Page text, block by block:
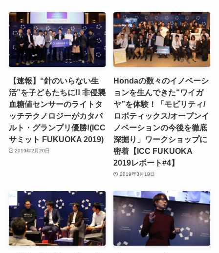
【速報】“針のいらない生
活”を子どもたちに!! 非侵襲
血糖値センサーのライトタ
ッチテクノロジーがカタパ
ルト・グランプリ優勝!(ICC
サミット FUKUOKA 2019)
2019年2月20日
Hondaの数々のイノベーシ
ョンを生んできた“ワイガ
ヤ”を体験！「モビリティ/
ロボティックス/オープンイ
ノベーションの今後を徹底
深掘り」ワークショップに
密着【ICC FUKUOKA
2019レポート#4】
2019年3月19日